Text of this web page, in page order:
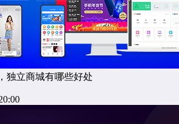
独立商城有哪些好处